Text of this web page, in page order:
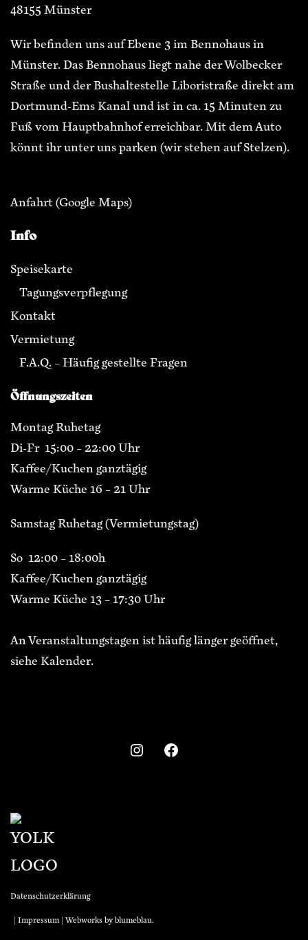
48155 Münster
Wir befinden uns auf Ebene 3 im Bennohaus in
Münster. Das Bennohaus liegt nahe der Wolbecker
Straße und der Bushaltestelle Liboristraße direkt am
Dortmund-Ems Kanal und ist in ca. 15 Minuten zu
Fuß vom Hauptbahnhof erreichbar. Mit dem Auto
könnt ihr unter uns parken (wir stehen auf Stelzen).
Anfahrt(Google Maps)
Info
Speisekarte
Tagungsverpflegung
Kontakt
Vermietung
F.A.Q. – Häufig gestellte Fragen
Öffnungszeiten
Montag Ruhetag
Di-Fr 15:00 – 22:00 Uhr
Kaffee/Kuchen ganztägig
Warme Küche 16 – 21 Uhr
Samstag Ruhetag (Vermietungstag)
So 12:00 – 18:00h
Kaffee/Kuchen ganztägig
Warme Küche 13 – 17:30 Uhr
An Veranstaltungstagen ist häufig länger geöffnet,
siehe Kalender.
Datenschutzerklärung
| Impressum| Webworks byblumeblau.